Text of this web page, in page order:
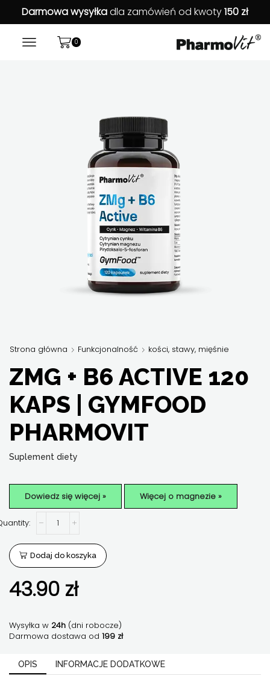
Darmowa wysyłkadla zamówień od kwoty150 zł
0
Strona główna Funkcjonalność kości, stawy, mięśnie
ZMG + B6 ACTIVE 120
KAPS | GYMFOOD
PHARMOVIT
Suplement diety
Dowiedz się więcej » Więcej o magnezie »
43.90 zł
ZMg
Active
120
kaps
|
Dodaj do koszyka
Wysyłka w 24h (dni robocze)
Darmowa dostawa od 199 zł
OPIS INFORMACJE DODATKOWE